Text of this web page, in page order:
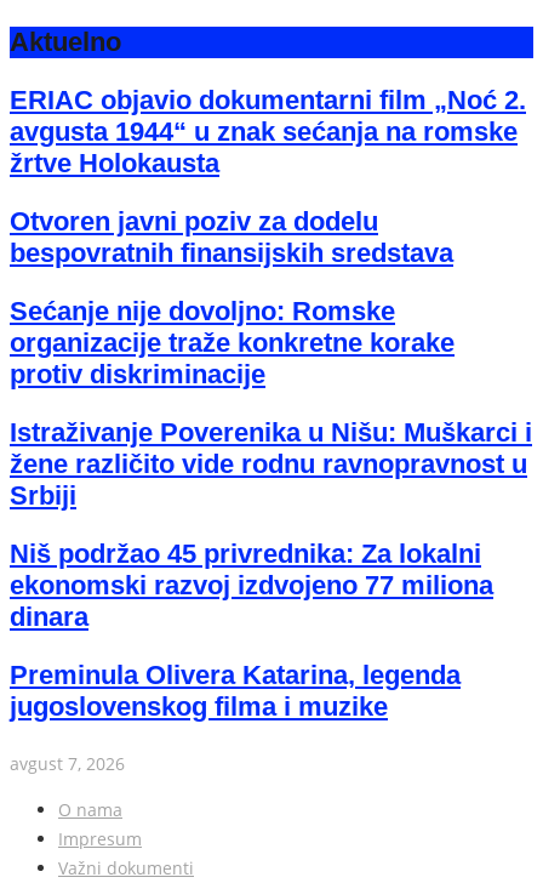
Aktuelno
ERIAC objavio dokumentarni film „Noć 2.
avgusta 1944“ u znak sećanja na romske
žrtve Holokausta
Otvoren javni poziv za dodelu
bespovratnih finansijskih sredstava
Sećanje nije dovoljno: Romske
organizacije traže konkretne korake
protiv diskriminacije
Istraživanje Poverenika u Nišu: Muškarci i
žene različito vide rodnu ravnopravnost u
Srbiji
Niš podržao 45 privrednika: Za lokalni
ekonomski razvoj izdvojeno 77 miliona
dinara
Preminula Olivera Katarina, legenda
jugoslovenskog filma i muzike
avgust 7, 2026
O nama
Impresum
Važni dokumenti